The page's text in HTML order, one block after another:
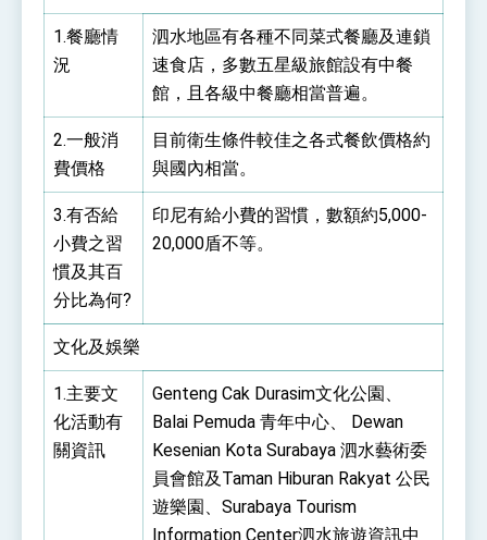
1.餐廳情
況
泗水地區有各種不同菜式餐廳及連鎖
速食店，多數五星級旅館設有中餐
館，且各級中餐廳相當普遍。
2.一般消
費價格
目前衛生條件較佳之各式餐飲價格約
與國內相當。
3.有否給
小費之習
慣及其百
分比為何?
印尼有給小費的習慣，數額約5,000-
20,000盾不等。
文化及娛樂
1.主要文
化活動有
關資訊
Genteng Cak Durasim文化公園、
Balai Pemuda 青年中心、 Dewan
Kesenian Kota Surabaya 泗水藝術委
員會館及Taman Hiburan Rakyat 公民
遊樂園、Surabaya Tourism
Information Center泗水旅遊資訊中